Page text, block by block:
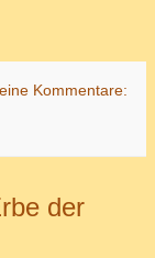
Kommentare:
der